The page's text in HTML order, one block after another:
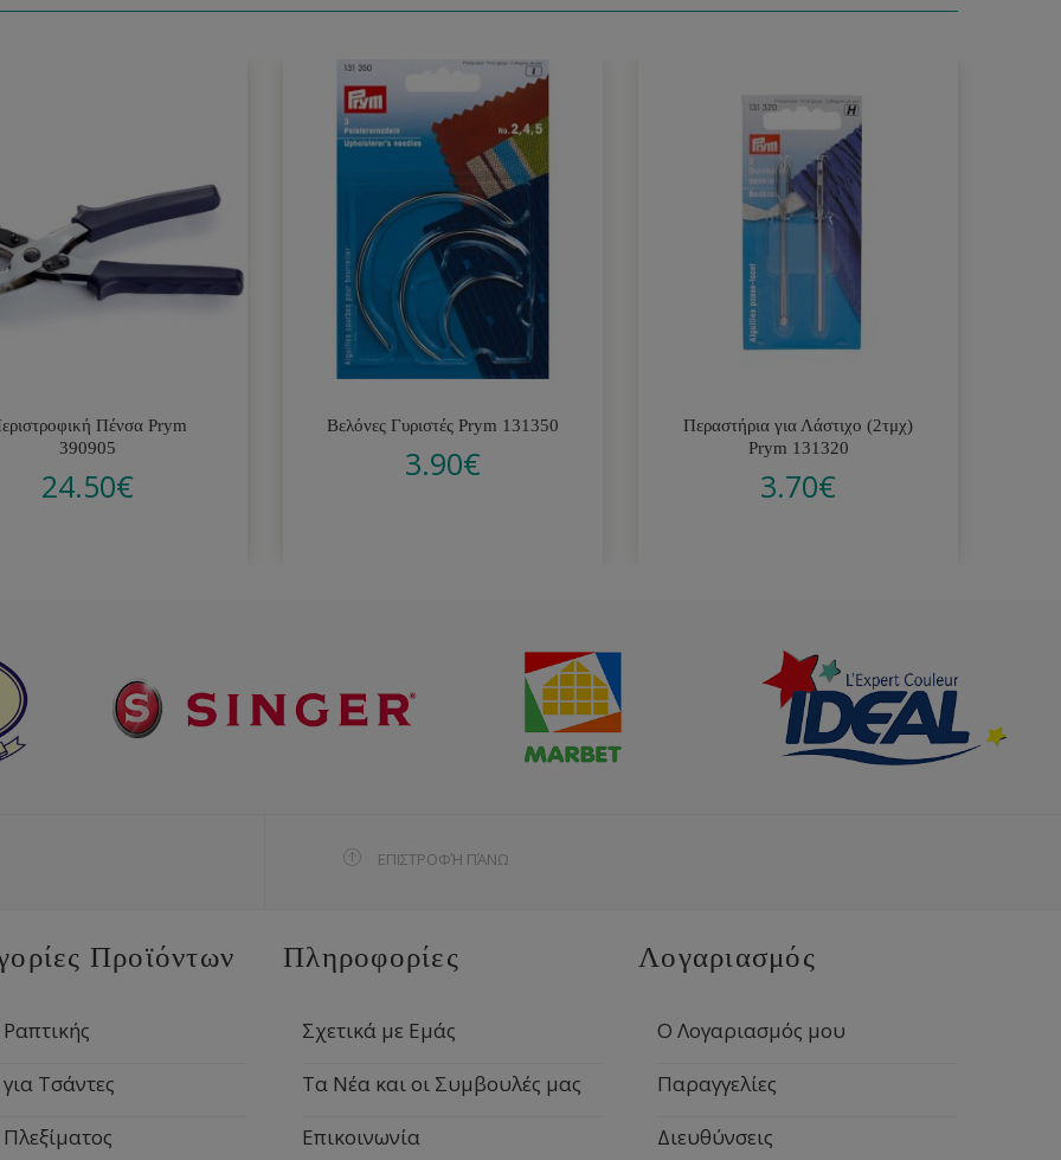
Πένσα Prym
390905
24.50€
Βελόνες Γυριστές Prym 131350
3.90€
Περαστήρια για Λάστιχο (2τμχ)
Prym 131320
3.70€
ΕΠΙΣΤΡΟΦΉ ΠΆΝΩ
Προϊόντων
Τσάντες
Πληροφορίες
Σχετικά με Εμάς
Τα Νέα και οι Συμβουλές μας
Επικοινωνία
Λογαριασμός
Ο Λογαριασμός μου
Παραγγελίες
Διευθύνσεις